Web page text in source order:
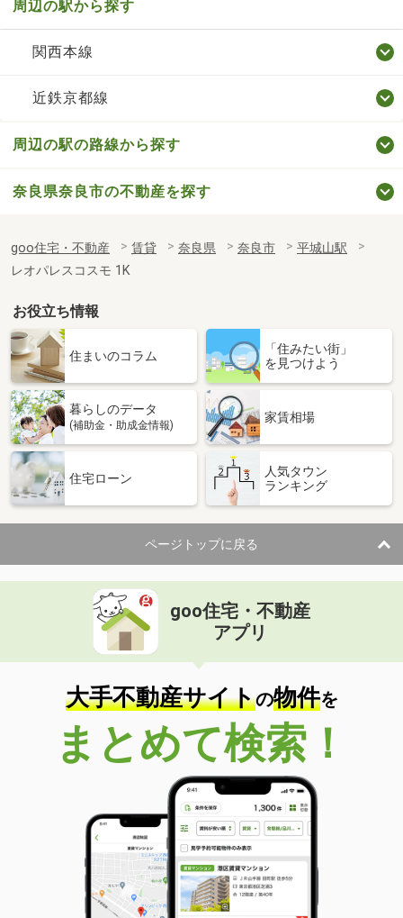
周辺の駅から探す
関西本線
近鉄京都線
周辺の駅の路線から探す
奈良県奈良市の不動産を探す
goo住宅・不動産 賃貸 奈良県 奈良市
平城山駅
レオパレスコスモ 1K
お役立ち情報
住まいのコラム
「住みたい街」
を見つけよう
暮らしのデータ
(補助金・助成金情報)
家賃相場
住宅ローン
人気タウン
ランキング
ページトップに戻る
goo住宅・不動産
アプリ
大手不動産サイトの物件を
まとめて検索！